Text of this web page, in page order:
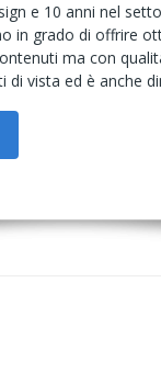
e 10 anni nel
in grado di offrire
ma con
di vista ed è anche